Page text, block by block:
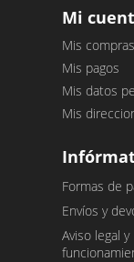
Mi
Mis compras
Mis pagos
Mis datos
Mis
Formas de
Envíos y
Aviso legal y